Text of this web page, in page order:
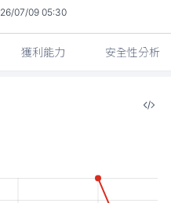
07/09 05:30
獲利能力 安全性分析